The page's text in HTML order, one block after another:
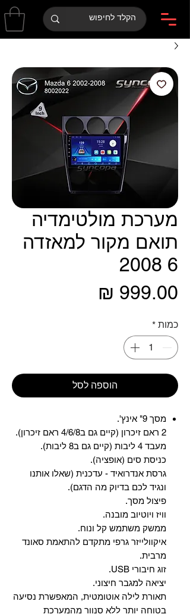
מערכת מולטימדיה
תואם מקור למאזדה
6 2008
כמות *
הוספה לסל
מסך 9" אינץ'.
2 ראם זיכרון (קיים גם ב4/6/8 ראם זיכרון).
מעבד 4 ליבות (קיים גם ב8 ליבות).
כניסת סים (אופציה).
גרסת אנדרואיד - עדכנית (שאלו אותנו
ונגיד לכם בדיוק מה הדגם).
פיצול מסך.
וויז ויוטיוב מובנה.
ממשק משתמש קל ונוח.
איקוולייזר גרפי מתקדם להתאמת סאונד
מרבית.
זוג חיבורי USB.
יציאה למגבר חיצוני.
תאורת לילה אוטומטית, המאפשרת נסיעה
בטוחה יותר ללא סנוור מהמערכת